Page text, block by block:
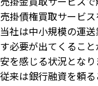
売掛債権買取サービ
当社は中小規模の運
す必要が出てくるこ
安を感じる状況となり
従来は銀行融資を頼